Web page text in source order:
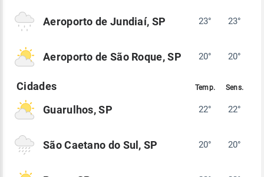
Aeroporto de Jundiaí, SP 23° 23°
Aeroporto de São Roque, SP 20° 20°
Guarulhos, SP 22° 22°
São Caetano do Sul, SP 20° 20°